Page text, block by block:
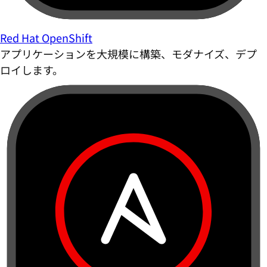
Red Hat OpenShift
アプリケーションを大規模に構築、モダナイズ、デプ
ロイします。